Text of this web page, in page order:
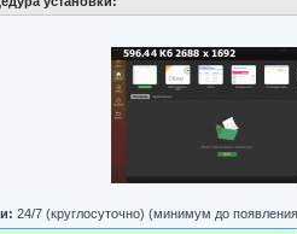
24/7 (круглосуточно) (минимум до